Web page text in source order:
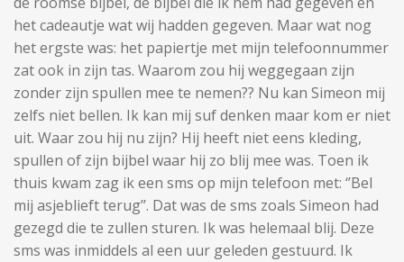
het cadeautje wat wij hadden gegeven. Maar wat nog
het ergste was: het papiertje met mijn telefoonnummer
zat ook in zijn tas. Waarom zou hij weggegaan zijn
zonder zijn spullen mee te nemen?? Nu kan Simeon mij
zelfs niet bellen. Ik kan mij suf denken maar kom er niet
uit. Waar zou hij nu zijn? Hij heeft niet eens kleding,
spullen of zijn bijbel waar hij zo blij mee was. Toen ik
thuis kwam zag ik een sms op mijn telefoon met: ‘’Bel
mij asjeblieft terug’’. Dat was de sms zoals Simeon had
gezegd die te zullen sturen. Ik was helemaal blij. Deze
sms was inmiddels al een uur geleden gestuurd. Ik